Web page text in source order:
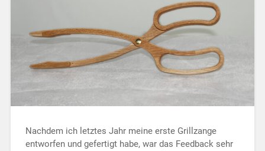
Nachdem ich letztes Jahr meine erste Grillzange
entworfen und gefertigt habe, war das Feedback sehr